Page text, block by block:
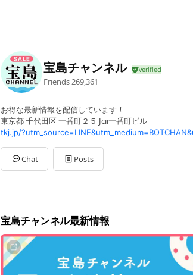
宝島チャンネル
Friends 269,361
お得な最新情報を配信しています！
東京都 千代田区 一番町２５ Jcii一番町ビル
Chat Posts
宝島チャンネル最新情報